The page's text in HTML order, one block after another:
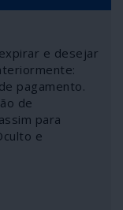
e desejar
pagamento.
de
para
e